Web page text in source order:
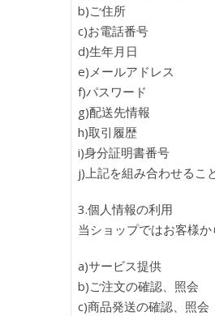
b)ご住所
c)お電話番号
d)生年月日
e)メールアドレス
f)パスワード
g)配送先情報
h)取引履歴
i)身分証明書番号
j)上記を組み合わせるこ
3.個人情報の利用
当ショップではお客様
a)サービス提供
b)ご注文の確認、照会
c)商品発送の確認、照会